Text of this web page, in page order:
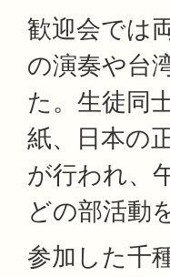
歓迎会では
の演奏や台
た。生徒同
紙、日本の
が行われ、
どの部活動
参加した千